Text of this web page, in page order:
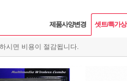
제품사양변경 셋트/특가
시면 비용이 절감됩니다.